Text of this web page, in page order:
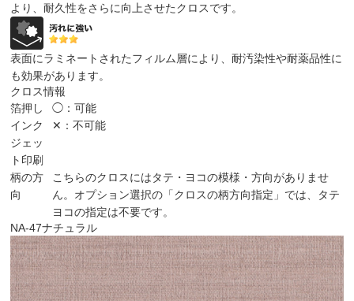
より、耐久性をさらに向上させたクロスです。
表面にラミネートされたフィルム層により、耐汚染性や耐薬品性に
も効果があります。
クロス情報
箔押し
◯：可能
インク
ジェッ
ト印刷
✕：不可能
柄の方
向
こちらのクロスにはタテ・ヨコの模様・方向がありませ
ん。オプション選択の「クロスの柄方向指定」では、タテ
ヨコの指定は不要です。
NA-47ナチュラル